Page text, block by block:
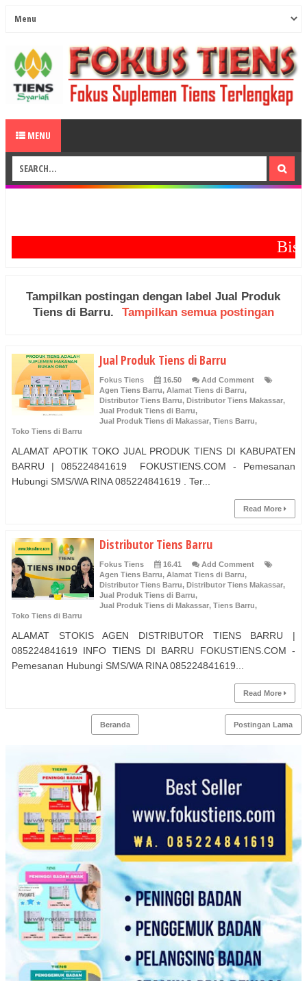
MENU
Bisa
Tampilkan postingan dengan labelJual Produk
Tiens di Barru. Tampilkan semua postingan
Jual Produk Tiens di Barru
Fokus Tiens 16.50
Add Comment
Agen Tiens Barru, Alamat Tiens di Barru,
Distributor Tiens Barru, Distributor Tiens Makassar,
Jual Produk Tiens di Barru,
Jual Produk Tiens di Makassar, Tiens Barru,
Toko Tiens di Barru
ALAMAT APOTIK TOKO JUAL PRODUK TIENS DI KABUPATEN
BARRU | 085224841619 FOKUSTIENS.COM - Pemesanan
Hubungi SMS/WA RINA 085224841619 . Ter...
Read More
Distributor Tiens Barru
Fokus Tiens 16.41
Add Comment
Agen Tiens Barru, Alamat Tiens di Barru,
Distributor Tiens Barru, Distributor Tiens Makassar,
Jual Produk Tiens di Barru,
Jual Produk Tiens di Makassar, Tiens Barru,
Toko Tiens di Barru
ALAMAT STOKIS AGEN DISTRIBUTOR TIENS BARRU |
085224841619 INFO TIENS DI BARRU FOKUSTIENS.COM -
Pemesanan Hubungi SMS/WA RINA 085224841619...
Read More
Postingan Lama
Beranda